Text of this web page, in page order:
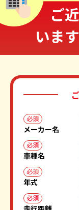
ご
いま
必須
メーカー名
必須
車種名
必須
年式
必須